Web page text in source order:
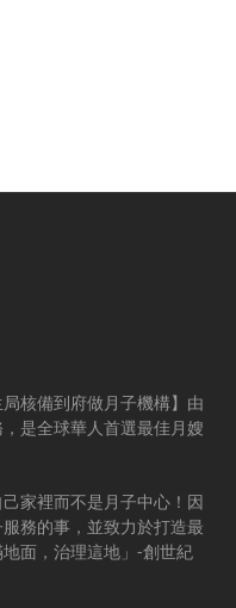
核備到府做月子機構】由
是全球華人首選最佳月嫂
家裡而不是月子中心！因
務的事，並致力於打造最
面，治理這地」-創世紀